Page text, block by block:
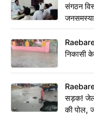
संगठन
निकासी
सड़क! जेल
की पोल,